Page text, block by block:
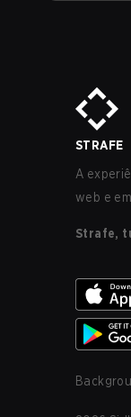
STRAFE
A
web e
Strafe,